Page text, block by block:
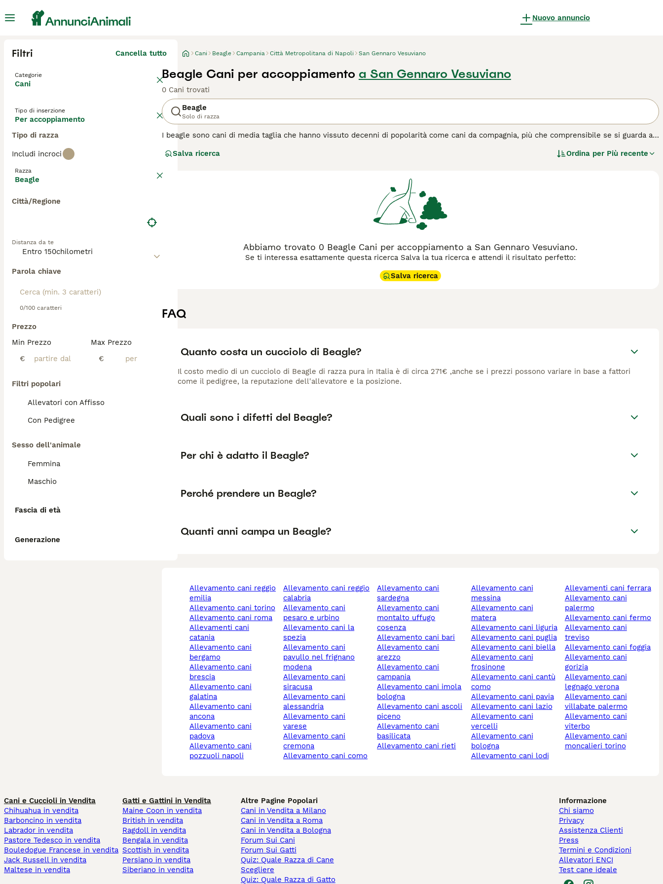
Nuovo annuncio
Filtri Cancella tutto
Categorie
Cani
Tipo di inserzione
Per accoppiamento
Tipo di razza
Includi incroci
Razza
Beagle
Città/Regione
Distanza da te
Parola chiave
0/100 caratteri
Prezzo
Min Prezzo
€
Max Prezzo
€
Filtri popolari
Allevatori con Affisso
Con Pedigree
Sesso dell'animale
Femmina
Maschio
Fascia di età
Generazione
Cani Beagle Campania Città Metropolitana di Napoli San Gennaro Vesuviano
Beagle Cani per accoppiamento a San Gennaro Vesuviano
0 Cani trovati
Beagle
Solo di razza
I beagle sono cani di media taglia che hanno vissuto decenni di popolarità come cani da compagnia, più che comprensibile se si guarda a
spettatori che i giudici. Anche se mantengono un forte istinto di caccia, i beagle sono noti per essere rilassati e felici anche in un
che prendere parte a tutto ciò che accade in una famiglia, della quale diventano rapidamente membri preziosi.
per informazioni su questa razza di cane.
Salva ricerca Ordina per Più recente
Abbiamo trovato 0 Beagle Cani per accoppiamento a San Gennaro Vesuviano.
Se ti interessa esattamente questa ricerca Salva la tua ricerca e attendi il risultato perfetto:
Salva ricerca
FAQ
Quanto costa un cucciolo di Beagle?
Il costo medio di un cucciolo di Beagle di razza pura in Italia è di circa 271€ ,anche se i prezzi possono variare in base a fattori
come il pedigree, la reputazione dell'allevatore e la posizione.
Quali sono i difetti del Beagle?
Per chi è adatto il Beagle?
Perché prendere un Beagle?
Quanti anni campa un Beagle?
allevamento cani reggio
emilia
allevamento cani torino
allevamento cani roma
allevamenti cani
catania
allevamento cani
bergamo
allevamento cani
brescia
allevamento cani
galatina
allevamento cani
ancona
allevamento cani
padova
allevamento cani
pozzuoli napoli
allevamento cani reggio
calabria
allevamento cani
pesaro e urbino
allevamento cani la
spezia
allevamento cani
pavullo nel frignano
modena
allevamento cani
siracusa
allevamento cani
alessandria
allevamento cani
varese
allevamento cani
cremona
allevamento cani como
allevamento cani
sardegna
allevamento cani
montalto uffugo
cosenza
allevamento cani bari
allevamento cani
arezzo
allevamento cani
campania
allevamento cani imola
bologna
allevamento cani ascoli
piceno
allevamento cani
basilicata
allevamento cani rieti
allevamento cani
messina
allevamento cani
matera
allevamento cani liguria
allevamento cani puglia
allevamento cani biella
allevamento cani
frosinone
allevamento cani cantù
como
allevamento cani pavia
allevamento cani lazio
allevamento cani
vercelli
allevamento cani
bologna
allevamento cani lodi
allevamenti cani ferrara
allevamento cani
palermo
allevamento cani fermo
allevamento cani
treviso
allevamento cani foggia
allevamento cani
gorizia
allevamento cani
legnago verona
allevamento cani
villabate palermo
allevamento cani
viterbo
allevamento cani
moncalieri torino
Cani e Cuccioli in Vendita
Chihuahua in vendita
Barboncino in vendita
Labrador in vendita
Pastore Tedesco in vendita
Bouledogue Francese in vendita
Jack Russell in vendita
Maltese in vendita
Gatti e Gattini in Vendita
Maine Coon in vendita
British in vendita
Ragdoll in vendita
Bengala in vendita
Scottish in vendita
Persiano in vendita
Siberiano in vendita
Altre Pagine Popolari
Cani in Vendita a Milano
Cani in Vendita a Roma
Cani in Vendita a Bologna
Forum Sui Cani
Forum Sui Gatti
Quiz: Quale Razza di Cane
Scegliere
Quiz: Quale Razza di Gatto
Informazione
Chi siamo
Privacy
Assistenza Clienti
Press
Termini e Condizioni
Allevatori ENCI
Test cane ideale